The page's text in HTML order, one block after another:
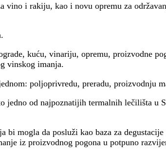
i rakiju, kao i novu opremu za
kuću, vinariju, opremu, proizvodne
vinskog imanja.
poljoprivredu, preradu, proizvodnju
od najpoznatijih termalnih lečilišta u
mogla da posluži kao baza za
iz proizvodnog pogona u potpuno